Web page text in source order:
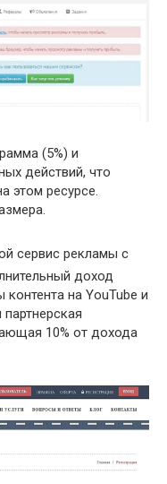
(5%) и
действий, что
этом ресурсе.
сервис рекламы с
доход
на YouTube и
10% от дохода